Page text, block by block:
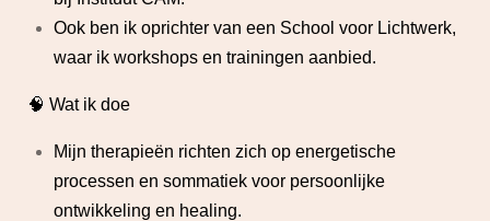
Ook ben ik oprichter van een School voor Lichtwerk,
waar ik workshops en trainingen aanbied.
🧠 Wat ik doe
Mijn therapieën richten zich op energetische
processen en sommatiek voor persoonlijke
ontwikkeling en healing.